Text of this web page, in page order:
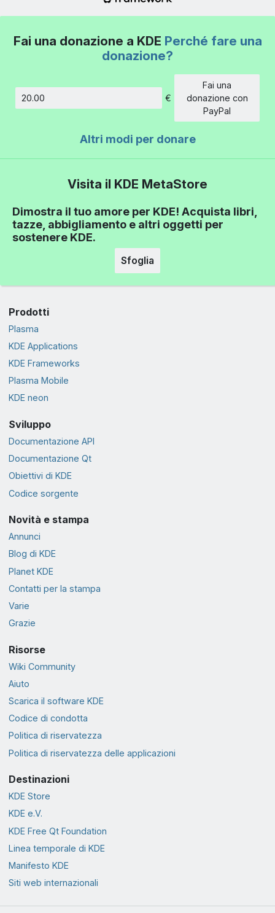
Fai una donazione a KDE Perché fare una
donazione?
Importo
€
Fai una
donazione con
PayPal
Altri modi per donare
Visita il KDE MetaStore
Dimostra il tuo amore per KDE! Acquista libri,
tazze, abbigliamento e altri oggetti per
sostenere KDE.
Sfoglia
Prodotti
Plasma
KDE Applications
KDE Frameworks
Plasma Mobile
KDE neon
Sviluppo
Documentazione API
Documentazione Qt
Obiettivi di KDE
Codice sorgente
Novità e stampa
Annunci
Blog di KDE
Planet KDE
Contatti per la stampa
Varie
Grazie
Risorse
Wiki Community
Aiuto
Scarica il software KDE
Codice di condotta
Politica di riservatezza
Politica di riservatezza delle applicazioni
Destinazioni
KDE Store
KDE e.V.
KDE Free Qt Foundation
Linea temporale di KDE
Manifesto KDE
Siti web internazionali